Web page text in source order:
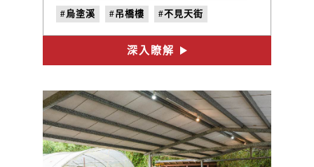
社區就隱藏在美如畫卷的群山流水之中。
#烏塗溪 #吊橋樓 #不見天街
#黑金礦工雕像 #淡蘭吊橋
#四分子古道
#麵線體驗
深入瞭解